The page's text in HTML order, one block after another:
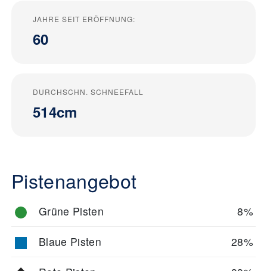
JAHRE SEIT ERÖFFNUNG:
60
DURCHSCHN. SCHNEEFALL
514cm
Pistenangebot
Grüne Pisten 8%
Blaue Pisten 28%